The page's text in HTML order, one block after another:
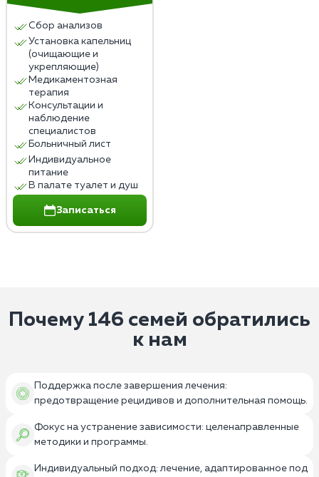
Сбор анализов
Установка капельниц
(очищающие и
укрепляющие)
Медикаментозная
терапия
Консультации и
наблюдение
специалистов
Больничный лист
Индивидуальное
питание
В палате туалет и душ
Записаться
Почему 146 семей обратились
к нам
Поддержка после завершения лечения:
предотвращение рецидивов и дополнительная помощь.
Фокус на устранение зависимости: целенаправленные
методики и программы.
Индивидуальный подход: лечение, адаптированное под